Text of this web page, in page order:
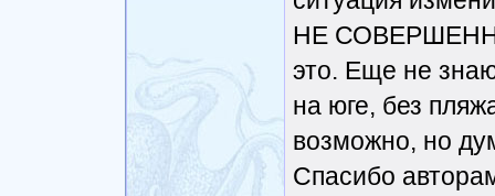
НЕ
это. Еще не
на юге, без
возможно, но
Спасибо